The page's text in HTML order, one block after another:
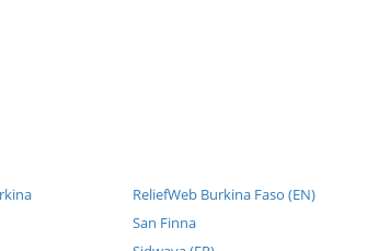
ReliefWeb Burkina Faso (EN)
San Finna